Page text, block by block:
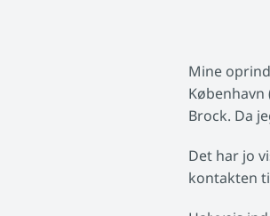
Mine
København
Brock. Da
Det har jo
kontakten